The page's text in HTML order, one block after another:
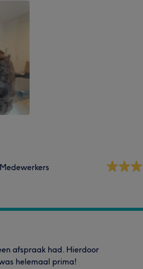
Medewerkers
afspraak had. Hierdoor
helemaal prima!